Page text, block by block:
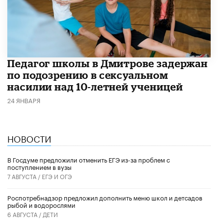
Педагог школы в Дмитрове задержан
по подозрению в сексуальном
насилии над 10-летней ученицей
24 ЯНВАРЯ
НОВОСТИ
В Госдуме предложили отменить ЕГЭ из-за проблем с
поступлением в вузы
7 АВГУСТА / ЕГЭ И ОГЭ
Роспотребнадзор предложил дополнить меню школ и детсадов
рыбой и водорослями
6 АВГУСТА / ДЕТИ